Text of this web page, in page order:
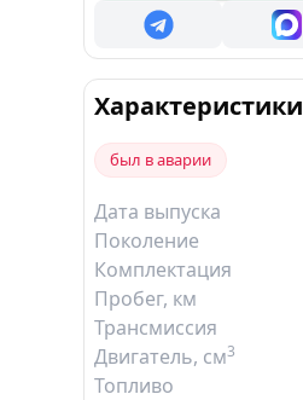
Характеристики
был в аварии
Дата выпуска
Поколение
Комплектация
Пробег, км
Трансмиссия
Двигатель, см3
Топливо